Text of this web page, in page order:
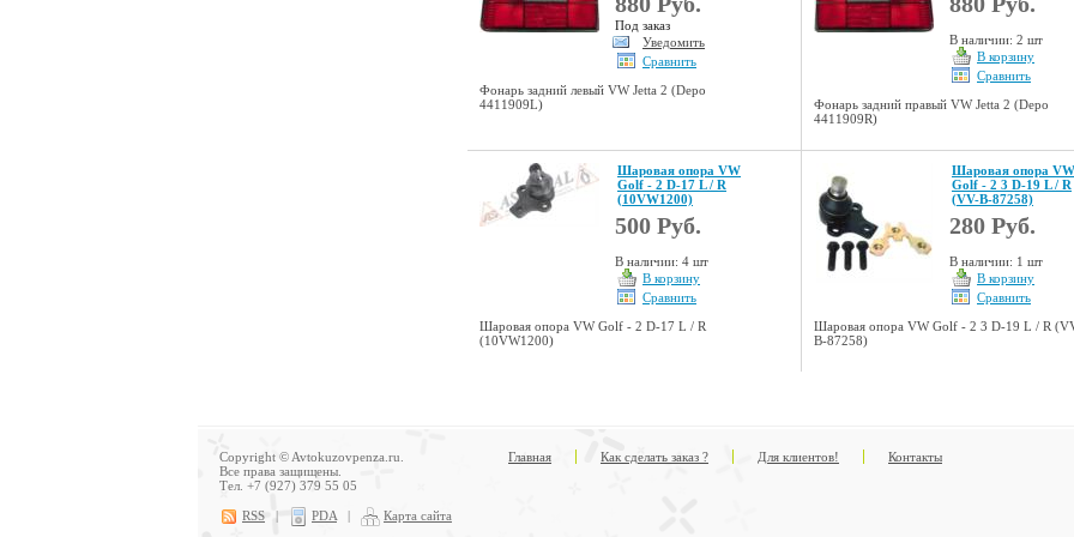
Под заказ
Уведомить
Сравнить
Фонарь задний левый VW Jetta 2 (Depo
4411909L)
В наличии: 2 шт
В корзину
Сравнить
Фонарь задний правый VW Jetta 2 (Depo
4411909R)
Шаровая опора VW
Golf - 2 D-17 L / R
(10VW1200)
500 Руб.
В наличии: 4 шт
В корзину
Сравнить
Шаровая опора VW Golf - 2 D-17 L / R
(10VW1200)
Шаровая опора VW
Golf - 2 3 D-19 L / R
(VV-B-87258)
280 Руб.
В наличии: 1 шт
В корзину
Сравнить
Шаровая опора VW Golf - 2 3 D-19 L / R
B-87258)
Copyright © Avtokuzovpenza.ru.
Все права защищены.
Тел. +7 (927) 379 55 05
RSS | PDA | Карта сайта
Главная Как сделать заказ ? Для клиентов! Контакты